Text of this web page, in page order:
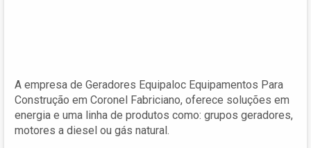
A empresa de Geradores Equipaloc Equipamentos Para
Construção em Coronel Fabriciano, oferece soluções em
energia e uma linha de produtos como: grupos geradores,
motores a diesel ou gás natural.